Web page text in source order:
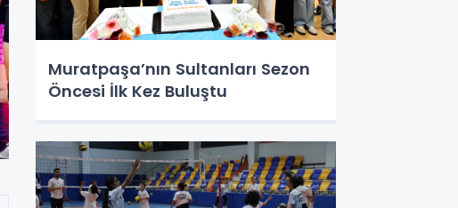
Muratpaşa’nın Sultanları Sezon
Öncesi İlk Kez Buluştu